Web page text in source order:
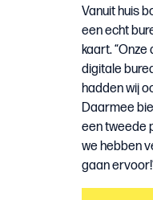
Vanuit huis
een echt
kaart.
digitale
hadden wij
Daarmee
een tweede
we hebben
gaan